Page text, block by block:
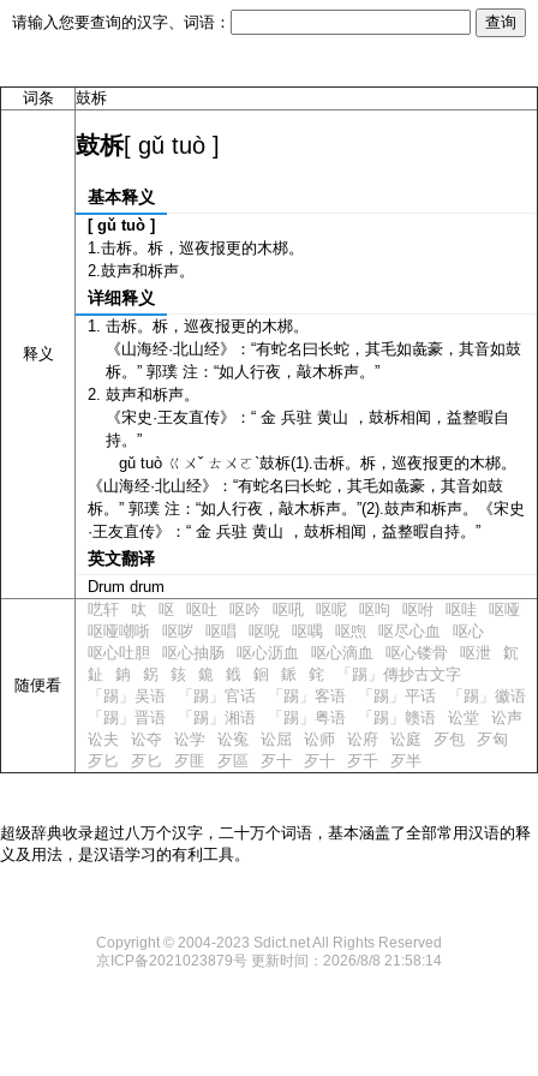
请输入您要查询的汉字、词语：
词条 鼓柝
释义
鼓柝[ gǔ tuò ]
基本释义
[ gǔ tuò ]
1.击柝。柝，巡夜报更的木梆。
2.鼓声和柝声。
详细释义
击柝。柝，巡夜报更的木梆。
《山海经·北山经》：“有蛇名曰长蛇，其毛如彘豪，其音如鼓
柝。” 郭璞 注：“如人行夜，敲木柝声。”
鼓声和柝声。
《宋史·王友直传》：“ 金 兵驻 黄山 ，鼓柝相闻，益整暇自
持。”
gǔ tuò ㄍㄨˇ ㄊㄨㄛˋ鼓柝(1).击柝。柝，巡夜报更的木梆。
《山海经·北山经》：“有蛇名曰长蛇，其毛如彘豪，其音如鼓
柝。” 郭璞 注：“如人行夜，敲木柝声。”(2).鼓声和柝声。《宋史
·王友直传》：“ 金 兵驻 黄山 ，鼓柝相闻，益整暇自持。”
英文翻译
Drum drum
随便看
呓轩 呔 呕 呕吐 呕吟 呕吼 呕呢 呕呴 呕咐 呕哇
呕哑
呕哑嘲哳
呕哕 呕唱 呕唲 呕喁 呕喣 呕尽心血
呕心
呕心吐胆
呕心抽肠 呕心沥血 呕心滴血 呕心镂骨 呕泄
䤟
䤠
䤡 䤢 䤤 䤥 䤦 䤧 䤨 䤩
「踢」傳抄古文字
「踢」吴语
「踢」官话 「踢」客语 「踢」平话
「踢」徽语
「踢」晋语
「踢」湘语 「踢」粤语 「踢」赣语 讼堂
讼声
讼夫
讼夺 讼学 讼寃 讼屈 讼师 讼府 讼庭 歹包
歹匈
歹匕
歹匕 歹匪 歹區 歹十 歹十 歹千 歹半
超级辞典收录超过八万个汉字，二十万个词语，基本涵盖了全部常用汉语的释
义及用法，是汉语学习的有利工具。
Copyright © 2004-2023 Sdict.net All Rights Reserved
京ICP备2021023879号 更新时间：2026/8/8 21:58:14